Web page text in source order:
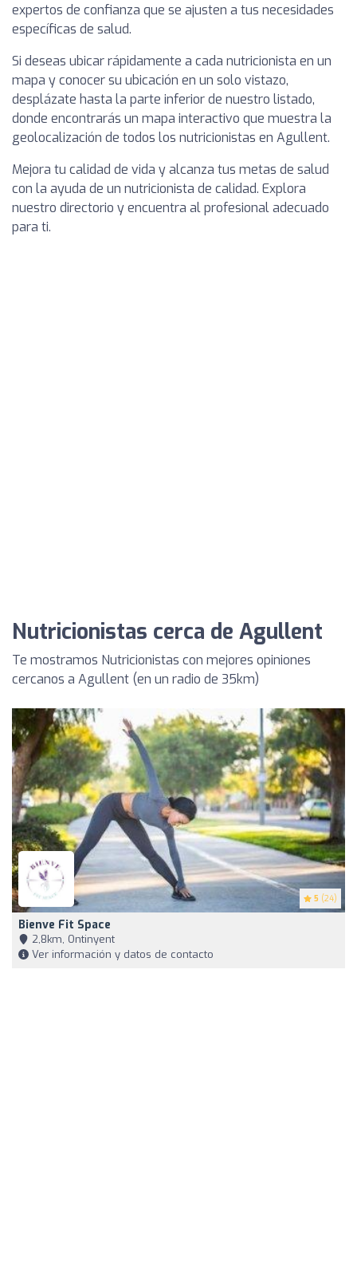
expertos de confianza que se ajusten a tus necesidades
específicas de salud.
Si deseas ubicar rápidamente a cada nutricionista en un
mapa y conocer su ubicación en un solo vistazo,
desplázate hasta la parte inferior de nuestro listado,
donde encontrarás un mapa interactivo que muestra la
geolocalización de todos los nutricionistas en Agullent.
Mejora tu calidad de vida y alcanza tus metas de salud
con la ayuda de un nutricionista de calidad. Explora
nuestro directorio y encuentra al profesional adecuado
para ti.
Nutricionistas cerca de Agullent
Te mostramos Nutricionistas con mejores opiniones
cercanos a Agullent (en un radio de 35km)
5 (24)
Bienve Fit Space
2,8km, Ontinyent
Ver información y datos de contacto